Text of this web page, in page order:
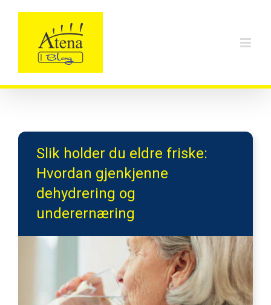
Slik holder du eldre friske:
Hvordan gjenkjenne
dehydrering og
underernæring